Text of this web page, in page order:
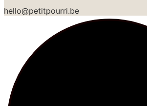
hello@petitpourri.be